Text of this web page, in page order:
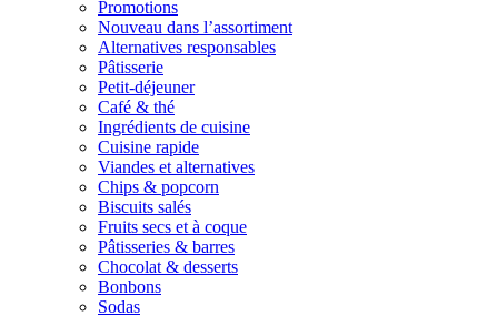
Promotions
Nouveau dans l’assortiment
Alternatives responsables
Pâtisserie
Petit-déjeuner
Café & thé
Ingrédients de cuisine
Cuisine rapide
Viandes et alternatives
Chips & popcorn
Biscuits salés
Fruits secs et à coque
Pâtisseries & barres
Chocolat & desserts
Bonbons
Sodas